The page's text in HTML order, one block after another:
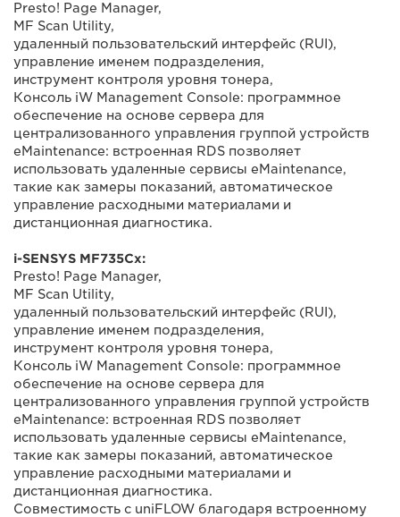
Presto! Page Manager,
MF Scan Utility,
удаленный пользовательский интерфейс (RUI),
управление именем подразделения,
инструмент контроля уровня тонера,
Консоль iW Management Console: программное
обеспечение на основе сервера для
централизованного управления группой устройств
eMaintenance: встроенная RDS позволяет
использовать удаленные сервисы eMaintenance,
такие как замеры показаний, автоматическое
управление расходными материалами и
дистанционная диагностика.
i-SENSYS MF735Cx:
Presto! Page Manager,
MF Scan Utility,
удаленный пользовательский интерфейс (RUI),
управление именем подразделения,
инструмент контроля уровня тонера,
Консоль iW Management Console: программное
обеспечение на основе сервера для
централизованного управления группой устройств
eMaintenance: встроенная RDS позволяет
использовать удаленные сервисы eMaintenance,
такие как замеры показаний, автоматическое
управление расходными материалами и
дистанционная диагностика.
Совместимость с uniFLOW благодаря встроенному